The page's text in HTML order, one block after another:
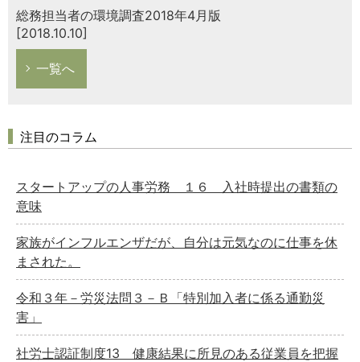
総務担当者の環境調査2018年4月版
[2018.10.10]
一覧へ
注目のコラム
スタートアップの人事労務 １６ 入社時提出の書類の
意味
家族がインフルエンザだが、自分は元気なのに仕事を休
まされた。
令和３年－労災法問３－Ｂ「特別加入者に係る通勤災
害」
社労士認証制度13 健康結果に所見のある従業員を把握